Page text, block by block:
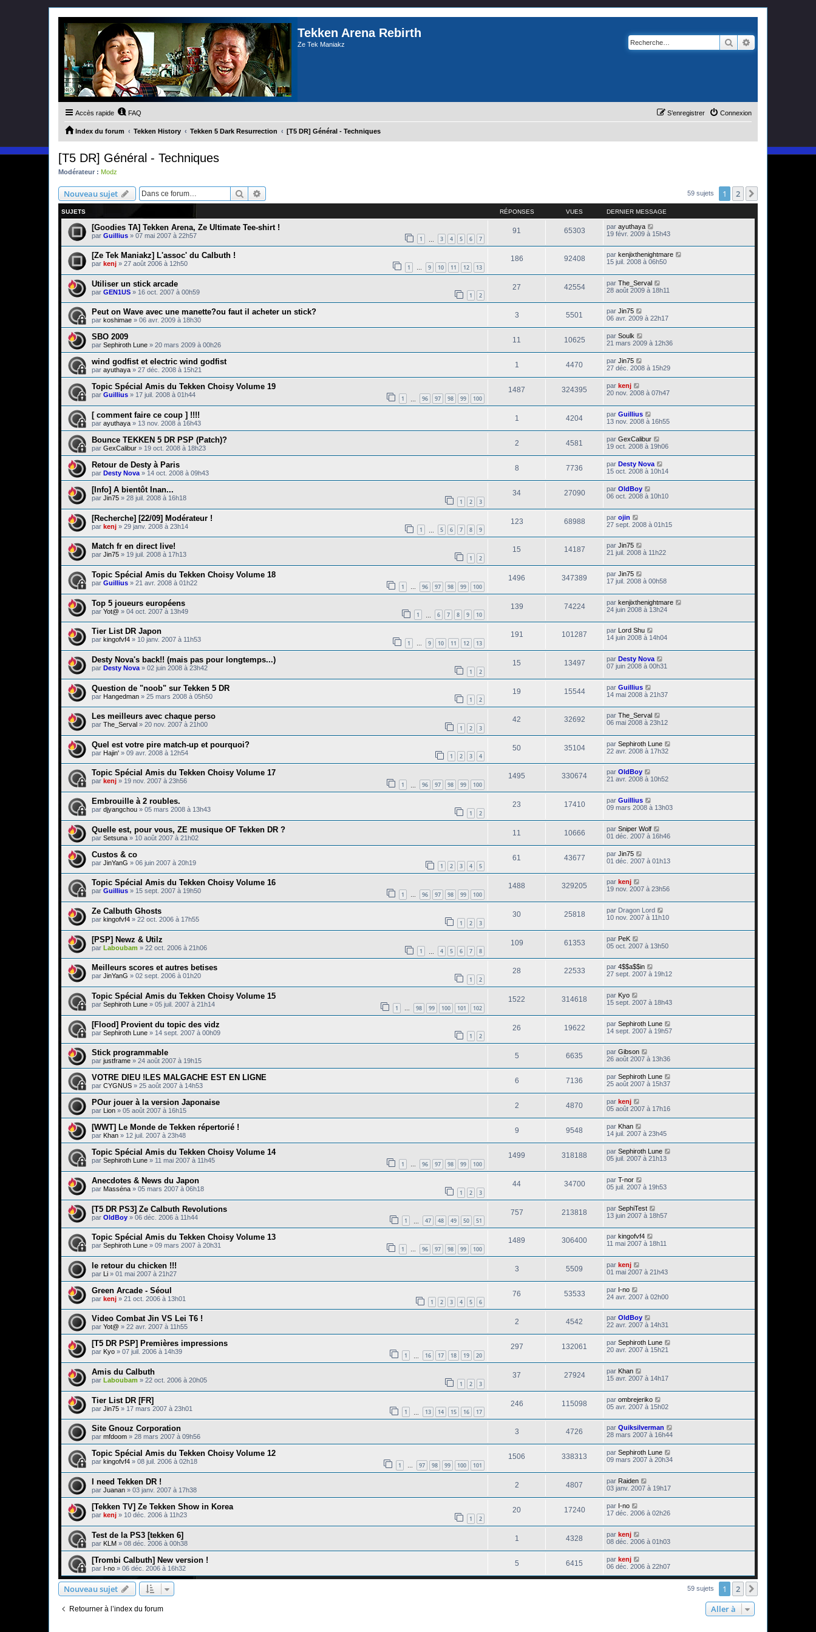
Tekken Arena Rebirth
Ze Tek Maniakz Rechercher
Accès rapide FAQ Connexion
S’enregistrer
Index du forum Tekken History Tekken 5 Dark Resurrection [T5 DR] Général - Techniques
[T5 DR] Général - Techniques
Modérateur : Modz
Nouveau sujet Rechercher 59 sujets 1 2
SUJETS RÉPONSES VUES DERNIER MESSAGE
[Goodies TA] Tekken Arena, Ze Ultimate Tee-shirt !
par Guillius » 07 mai 2007 à 22h57 1 3 4 5 6 7
91 65303 par ayuthaya
19 févr. 2009 à 15h43
[Ze Tek Maniakz] L'assoc' du Calbuth !
par kenj » 27 août 2006 à 12h50 1 … 9 10 11 12 13
186 92408 par kenjixthenightmare
15 juil. 2008 à 06h50
Utiliser un stick arcade
par GEN1US » 16 oct. 2007 à 00h59 1 2
27 42554 par The_Serval
28 août 2009 à 18h11
Peut on Wave avec une manette?ou faut il acheter un stick?
par koshimae » 06 avr. 2009 à 18h30
3 5501 par Jin75
06 avr. 2009 à 22h17
SBO 2009
par Sephiroth Lune » 20 mars 2009 à 00h26
11 10625 par Soulk
21 mars 2009 à 12h36
wind godfist et electric wind godfist
par ayuthaya » 27 déc. 2008 à 15h21
1 4470 par Jin75
27 déc. 2008 à 15h29
Topic Spécial Amis du Tekken Choisy Volume 19
par Guillius » 17 juil. 2008 à 01h44 1 96 97 98 99 100
1487 324395 par kenj
20 nov. 2008 à 07h47
[ comment faire ce coup ] !!!!
par ayuthaya » 13 nov. 2008 à 16h43
1 4204 par Guillius
13 nov. 2008 à 16h55
Bounce TEKKEN 5 DR PSP (Patch)?
par GexCalibur » 19 oct. 2008 à 18h23
2 4581 par GexCalibur
19 oct. 2008 à 19h06
Retour de Desty à Paris
par Desty Nova » 14 oct. 2008 à 09h43
8 7736 par Desty Nova
15 oct. 2008 à 10h14
[Info] A bientôt Inan...
par Jin75 » 28 juil. 2008 à 16h18 1 2 3
34 27090 par OldBoy
06 oct. 2008 à 10h10
[Recherche] [22/09] Modérateur !
par kenj » 29 janv. 2008 à 23h14 1 5 6 7 8 9
123 68988 par ojin
27 sept. 2008 à 01h15
Match fr en direct live!
par Jin75 » 19 juil. 2008 à 17h13 1 2
15 14187 par Jin75
21 juil. 2008 à 11h22
Topic Spécial Amis du Tekken Choisy Volume 18
par Guillius » 21 avr. 2008 à 01h22 1 … 96 97 98 99 100
1496 347389 par Jin75
17 juil. 2008 à 00h58
Top 5 joueurs européens
par Yot@ » 04 oct. 2007 à 13h49 1 6 7 8 9 10
139 74224 par kenjixthenightmare
24 juin 2008 à 13h24
Tier List DR Japon
par kingofvf4 » 10 janv. 2007 à 11h53 1 … 9 10 11 12 13
191 101287 par
Lord Shu
14 juin 2008 à 14h04
Desty Nova's back!! (mais pas pour longtemps...)
par Desty Nova » 02 juin 2008 à 23h42 1 2
15 13497 par Desty Nova
07 juin 2008 à 00h31
Question de "noob" sur Tekken 5 DR
par Hangedman » 25 mars 2008 à 05h50 1 2
19 15544 par Guillius
14 mai 2008 à 21h37
Les meilleurs avec chaque perso
par The_Serval » 20 nov. 2007 à 21h00 1 2 3
42 32692 par The_Serval
06 mai 2008 à 23h12
Quel est votre pire match-up et pourquoi?
par Hajin' » 09 avr. 2008 à 12h54 1 2 3 4
50 35104 par Sephiroth Lune
22 avr. 2008 à 17h32
Topic Spécial Amis du Tekken Choisy Volume 17
par kenj » 19 nov. 2007 à 23h56 1 96 97 98 99 100
1495 330674 par OldBoy
21 avr. 2008 à 10h52
Embrouille à 2 roubles.
par djyangchou » 05 mars 2008 à 13h43 1 2
23 17410 par Guillius
09 mars 2008 à 13h03
Quelle est, pour vous, ZE musique OF Tekken DR ?
par Setsuna » 10 août 2007 à 21h02
11 10666 par Sniper Wolf
01 déc. 2007 à 16h46
Custos & co
par JinYanG » 06 juin 2007 à 20h19 1 2 3 4 5
61 43677 par Jin75
01 déc. 2007 à 01h13
Topic Spécial Amis du Tekken Choisy Volume 16
par Guillius » 15 sept. 2007 à 19h50 1 … 96 97 98 99 100
1488 329205 par kenj
19 nov. 2007 à 23h56
Ze Calbuth Ghosts
par kingofvf4 » 22 oct. 2006 à 17h55 1 2 3
30 25818 par Dragon Lord
10 nov. 2007 à 11h10
[PSP] Newz & Utilz
par Laboubam » 22 oct. 2006 à 21h06 1 4 5 6 7 8
109 61353 par PeK
05 oct. 2007 à 13h50
Meilleurs scores et autres betises
par JinYanG » 02 sept. 2006 à 01h20 1 2
28 22533 par 4$$a$$in
27 sept. 2007 à 19h12
Topic Spécial Amis du Tekken Choisy Volume 15
par Sephiroth Lune » 05 juil. 2007 à 21h14 1 … 98 99 100 101 102
1522 314618 par Kyo
15 sept. 2007 à 18h43
[Flood] Provient du topic des vidz
par Sephiroth Lune » 14 sept. 2007 à 00h09 1 2
26 19622 par Sephiroth Lune
14 sept. 2007 à 19h57
Stick programmable
par justframe » 24 août 2007 à 19h15
5 6635 par Gibson
26 août 2007 à 13h36
VOTRE DIEU !LES MALGACHE EST EN LIGNE
par CYGNUS » 25 août 2007 à 14h53
6 7136 par Sephiroth Lune
25 août 2007 à 15h37
POur jouer à la version Japonaise
par Lion » 05 août 2007 à 16h15
2 4870 par kenj
05 août 2007 à 17h16
[WWT] Le Monde de Tekken répertorié !
par Khan » 12 juil. 2007 à 23h48
9 9548 par Khan
14 juil. 2007 à 23h45
Topic Spécial Amis du Tekken Choisy Volume 14
par Sephiroth Lune » 11 mai 2007 à 11h45 1 … 96 97 98 99 100
1499 318188 par Sephiroth Lune
05 juil. 2007 à 21h13
Anecdotes & News du Japon
par Masséna » 05 mars 2007 à 06h18 1 2 3
44 34700 par T-nor
05 juil. 2007 à 19h53
[T5 DR PS3] Ze Calbuth Revolutions
par OldBoy » 06 déc. 2006 à 11h44 1 47 48 49 50 51
757 213818 par SephiTest
13 juin 2007 à 18h57
Topic Spécial Amis du Tekken Choisy Volume 13
par Sephiroth Lune » 09 mars 2007 à 20h31 1 … 96 97 98 99 100
1489 306400 par kingofvf4
11 mai 2007 à 18h11
le retour du chicken !!!
par Li » 01 mai 2007 à 21h27
3 5509 par kenj
01 mai 2007 à 21h43
Green Arcade - Séoul
par kenj » 21 oct. 2006 à 13h01 1 2 3 4 5 6
76 53533 par I-no
24 avr. 2007 à 02h00
Video Combat Jin VS Lei T6 !
par Yot@ » 22 avr. 2007 à 11h55
2 4542 par OldBoy
22 avr. 2007 à 14h31
[T5 DR PSP] Premières impressions
par Kyo » 07 juil. 2006 à 14h39 1 16 17 18 19 20
297 132061 par Sephiroth Lune
20 avr. 2007 à 15h21
Amis du Calbuth
par Laboubam » 22 oct. 2006 à 20h05 1 2 3
37 27924 par Khan
15 avr. 2007 à 14h17
Tier List DR [FR]
par Jin75 » 17 mars 2007 à 23h01 1 13 14 15 16 17
246 115098 par ombrejeriko
05 avr. 2007 à 15h02
Site Gnouz Corporation
par mfdoom » 28 mars 2007 à 09h56
3 4726 par Quiksilverman
28 mars 2007 à 16h44
Topic Spécial Amis du Tekken Choisy Volume 12
par kingofvf4 » 08 juil. 2006 à 02h18 1 … 97 98 99 100 101
1506 338313 par Sephiroth Lune
09 mars 2007 à 20h34
I need Tekken DR !
par Juanan » 03 janv. 2007 à 17h38
2 4807 par Raiden
03 janv. 2007 à 19h17
[Tekken TV] Ze Tekken Show in Korea
par kenj » 10 déc. 2006 à 11h23 1 2
20 17240 par I-no
17 déc. 2006 à 02h26
Test de la PS3 [tekken 6]
par KLM » 08 déc. 2006 à 00h38
1 4328 par kenj
08 déc. 2006 à 01h03
[Trombi Calbuth] New version !
par I-no » 06 déc. 2006 à 16h32
5 6415 par kenj
06 déc. 2006 à 22h07
Nouveau sujet 59 sujets 1 2
Retourner à l’index du forum Aller à